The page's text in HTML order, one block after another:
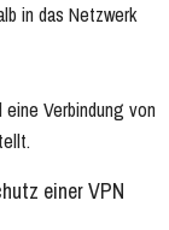
in das Netzwerk
Verbindung von
einer VPN